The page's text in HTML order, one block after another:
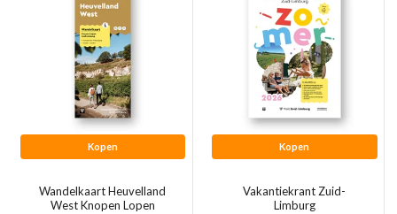
Kopen
Wandelkaart Heuvelland
West Knopen Lopen
Kopen
Vakantiekrant Zuid-
Limburg